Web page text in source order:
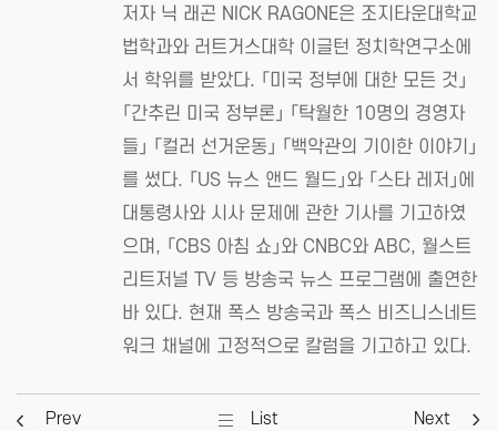
저자 닉 래곤 NICK RAGONE은 조지타운대학교
법학과와 러트거스대학 이글턴 정치학연구소에
서 학위를 받았다. 「미국 정부에 대한 모든 것」
「간추린 미국 정부론」 「탁월한 10명의 경영자
들」 「컬러 선거운동」 「백악관의 기이한 이야기」
를 썼다. 「US 뉴스 앤드 월드」와 「스타 레저」에
대통령사와 시사 문제에 관한 기사를 기고하였
으며, 「CBS 아침 쇼」와 CNBC와 ABC, 월스트
리트저널 TV 등 방송국 뉴스 프로그램에 출연한
바 있다. 현재 폭스 방송국과 폭스 비즈니스네트
워크 채널에 고정적으로 칼럼을 기고하고 있다.
Prev List Next